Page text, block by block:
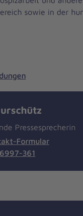
sowie in der
Pressesprecherin
Formular
361